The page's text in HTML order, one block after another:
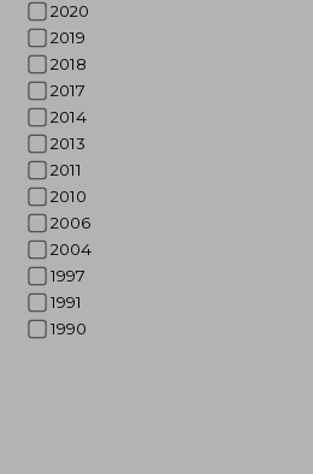
2020
2019
2018
2017
2014
2013
2011
2010
2006
2004
1997
1991
1990